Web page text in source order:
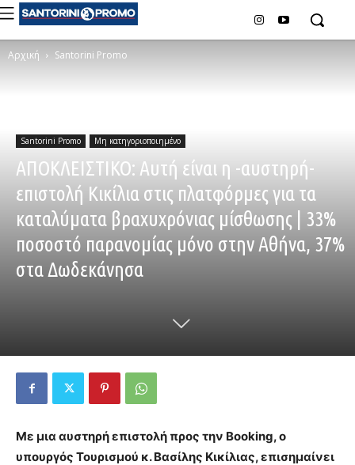
Αρχική Santorini Promo
Santorini Promo Μη κατηγοριοποιημένο
ΑΠΟΚΛΕΙΣΤΙΚΟ: Αυτή είναι η -αυστηρή-
επιστολή Κικίλια στις πλατφόρμες για τα
καταλύματα βραχυχρόνιας μίσθωσης | 33%
ποσοστό παρανομίας μόνο στην Αθήνα, 37%
στα Δωδεκάνησα
Με μια αυστηρή επιστολή προς την Booking, ο
υπουργός Τουρισμού κ. Βασίλης Κικίλιας, επισημαίνει